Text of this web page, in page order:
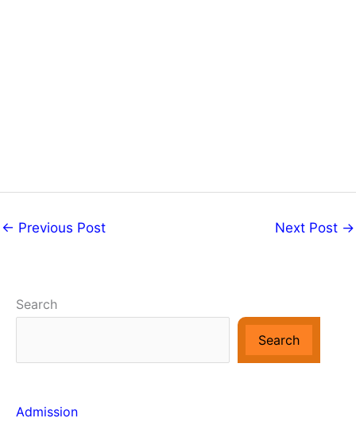
← Previous Post Next Post →
Search
Search
Admission